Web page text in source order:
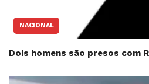
NACIONAL
Dois homens são presos com